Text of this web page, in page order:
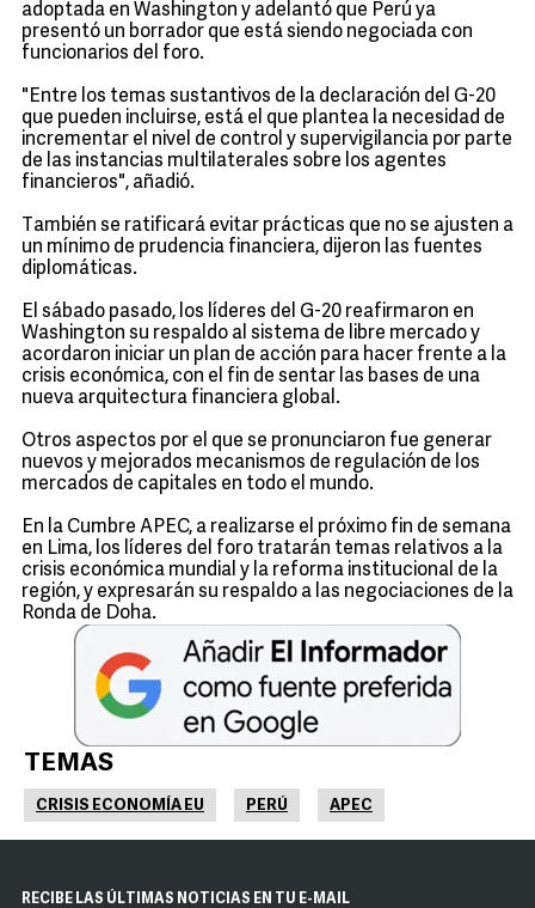
adoptada en Washington y adelantó que Perú ya
presentó un borrador que está siendo negociada con
funcionarios del foro.
"Entre los temas sustantivos de la declaración del G-20
que pueden incluirse, está el que plantea la necesidad de
incrementar el nivel de control y supervigilancia por parte
de las instancias multilaterales sobre los agentes
financieros", añadió.
También se ratificará evitar prácticas que no se ajusten a
un mínimo de prudencia financiera, dijeron las fuentes
diplomáticas.
El sábado pasado, los líderes del G-20 reafirmaron en
Washington su respaldo al sistema de libre mercado y
acordaron iniciar un plan de acción para hacer frente a la
crisis económica, con el fin de sentar las bases de una
nueva arquitectura financiera global.
Otros aspectos por el que se pronunciaron fue generar
nuevos y mejorados mecanismos de regulación de los
mercados de capitales en todo el mundo.
En la Cumbre APEC, a realizarse el próximo fin de semana
en Lima, los líderes del foro tratarán temas relativos a la
crisis económica mundial y la reforma institucional de la
región, y expresarán su respaldo a las negociaciones de la
Ronda de Doha.
TEMAS
CRISIS ECONOMÍA EU PERÚ APEC
RECIBE LAS ÚLTIMAS NOTICIAS EN TU E-MAIL